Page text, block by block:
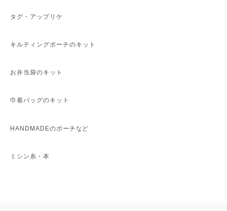
タグ・アップリケ
キルティングポーチのキット
お弁当袋のキット
巾着バッグのキット
HANDMADEのポーチなど
ミシン糸・本